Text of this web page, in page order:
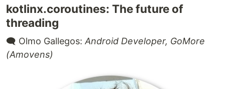
kotlinx.coroutines: The future of
threading
🗨️ Olmo Gallegos: Android Developer, GoMore
(Amovens)